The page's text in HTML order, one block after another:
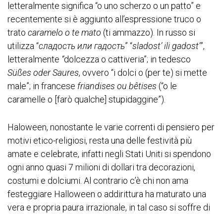
letteralmente significa “o uno scherzo o un patto” e
recentemente si è aggiunto all’espressione truco o
trato caramelo o te mato (ti ammazzo). In russo si
utilizza “сладость или гадость” “sladost’ ili gadost’”,
letteralmente “dolcezza o cattiveria”; in tedesco
Süßes oder Saures, ovvero “i dolci o (per te) si mette
male”; in francese friandises ou bêtises (“o le
caramelle o [farò qualche] stupidaggine”).
Haloween, nonostante le varie correnti di pensiero per
motivi etico-religiosi, resta una delle festività più
amate e celebrate, infatti negli Stati Uniti si spendono
ogni anno quasi 7 milioni di dollari tra decorazioni,
costumi e dolciumi. Al contrario c’è chi non ama
festeggiare Halloween o addirittura ha maturato una
vera e propria paura irrazionale, in tal caso si soffre di